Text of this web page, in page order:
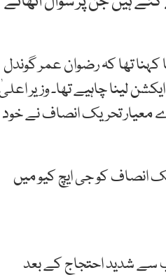
کہنا تھا کہ رضوان عمر گوندل
لینا چاہیے تھا۔ وزیر
معیار تحریک انصاف نے خود
انصاف کو جی ایچ کیو میں
سے شدید احتجاج کے بعد